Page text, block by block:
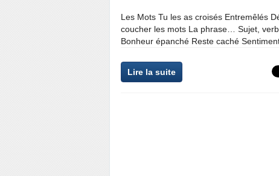
Les Mots Tu les as croisés Entremêlés
coucher les mots La phrase… Sujet,
Bonheur épanché Reste caché
Lire la suite